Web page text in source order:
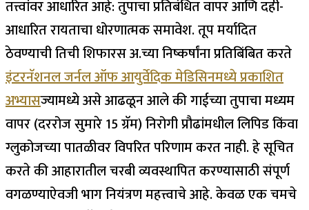
तत्त्वांवर आधारित आहे: तुपाचा प्रतिबंधित वापर आणि दही-
आधारित रायताचा धोरणात्मक समावेश. तूप मर्यादित
ठेवण्याची तिची शिफारस अ.च्या निष्कर्षांना प्रतिबिंबित करते
इंटरनॅशनल जर्नल ऑफ आयुर्वेदिक मेडिसिनमध्ये प्रकाशित
अभ्यासज्यामध्ये असे आढळून आले की गाईच्या तुपाचा मध्यम
वापर (दररोज सुमारे 15 ग्रॅम) निरोगी प्रौढांमधील लिपिड किंवा
ग्लुकोजच्या पातळीवर विपरित परिणाम करत नाही.हे सूचित
करते की आहारातील चरबी व्यवस्थापित करण्यासाठी संपूर्ण
वगळण्याऐवजी भाग नियंत्रण महत्त्वाचे आहे. केवळ एक चमचे